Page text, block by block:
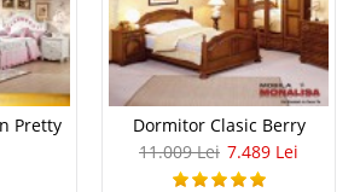
Pretty
Dormitor Clasic Berry
11.009 Lei 7.489 Lei